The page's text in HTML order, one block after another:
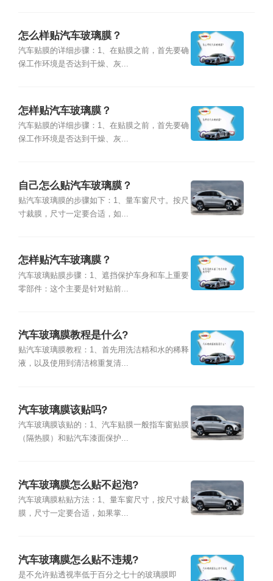
怎么样贴汽车玻璃膜？
汽车贴膜的详细步骤：1、在贴膜之前，首先要确
保工作环境是否达到干燥、灰...
怎样贴汽车玻璃膜？
汽车贴膜的详细步骤：1、在贴膜之前，首先要确
保工作环境是否达到干燥、灰...
自己怎么贴汽车玻璃膜？
贴汽车玻璃膜的步骤如下：1、量车窗尺寸。按尺
寸裁膜，尺寸一定要合适，如...
怎样贴汽车玻璃膜？
汽车玻璃贴膜步骤：1、遮挡保护车身和车上重要
零部件：这个主要是针对贴前...
汽车玻璃膜教程是什么?
贴汽车玻璃膜教程：1、首先用洗洁精和水的稀释
液，以及使用到清洁棉重复清...
汽车玻璃膜该贴吗?
汽车玻璃膜该贴的：1、汽车贴膜一般指车窗贴膜
（隔热膜）和贴汽车漆面保护...
汽车玻璃膜怎么贴不起泡?
汽车玻璃膜粘贴方法：1、量车窗尺寸，按尺寸裁
膜，尺寸一定要合适，如果掌...
汽车玻璃膜怎么贴不违规?
是不允许贴透视率低于百分之七十的玻璃膜即